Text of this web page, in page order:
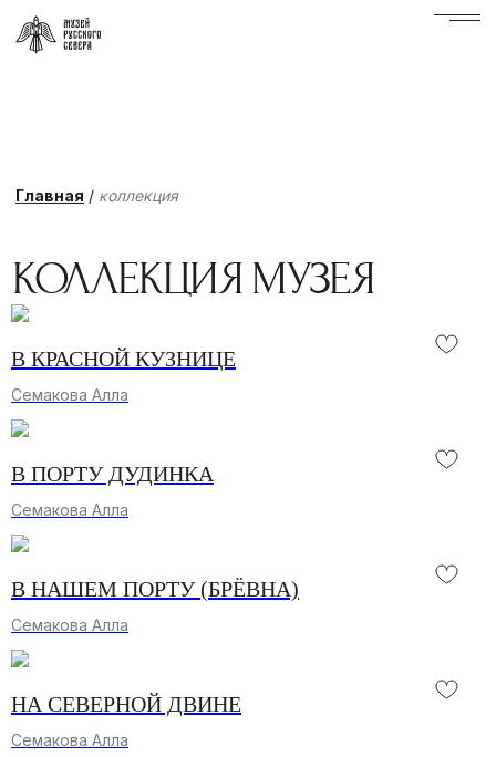
КОЛЛЕКЦИЯ МУЗЕЯ
В КРАСНОЙ КУЗНИЦЕ
Семакова Алла
В ПОРТУ ДУДИНКА
Семакова Алла
В НАШЕМ ПОРТУ (БРЁВНА)
Семакова Алла
НА СЕВЕРНОЙ ДВИНЕ
Семакова Алла